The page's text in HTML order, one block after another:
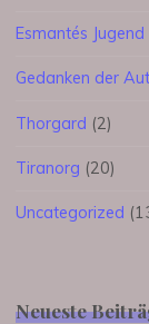
Esmantés Jugend
Gedanken der
Thorgard (2)
Tiranorg (20)
Uncategorized
Neueste